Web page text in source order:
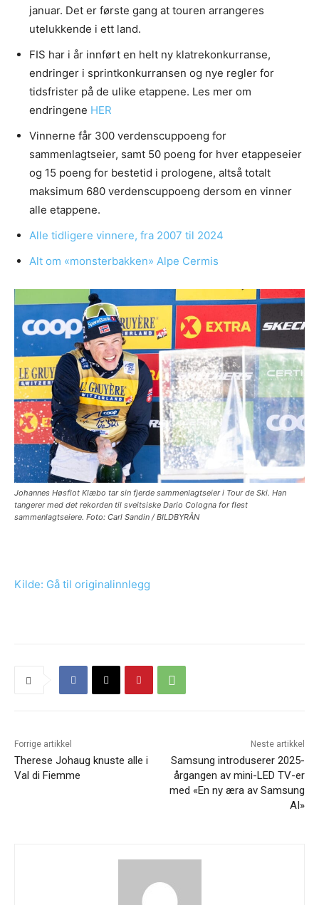
januar. Det er første gang at touren arrangeres
utelukkende i ett land.
FIS har i år innført en helt ny klatrekonkurranse,
endringer i sprintkonkurransen og nye regler for
tidsfrister på de ulike etappene. Les mer om
endringene HER
Vinnerne får 300 verdenscuppoeng for
sammenlagtseier, samt 50 poeng for hver etappeseier
og 15 poeng for bestetid i prologene, altså totalt
maksimum 680 verdenscuppoeng dersom en vinner
alle etappene.
Alle tidligere vinnere, fra 2007 til 2024
Alt om «monsterbakken» Alpe Cermis
Johannes Høsflot Klæbo tar sin fjerde sammenlagtseier i Tour de Ski. Han
tangerer med det rekorden til sveitsiske Dario Cologna for flest
sammenlagtseiere. Foto: Carl Sandin / BILDBYRÅN
Kilde: Gå til originalinnlegg
Forrige artikkel
Therese Johaug knuste alle i
Val di Fiemme
Neste artikkel
Samsung introduserer 2025-
årgangen av mini-LED TV-er
med «En ny æra av Samsung
AI»